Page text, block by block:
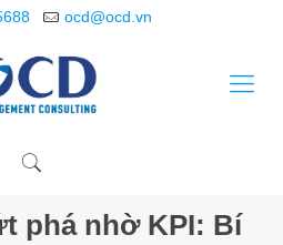
ocd@ocd.vn
phá nhờ KPI: Bí